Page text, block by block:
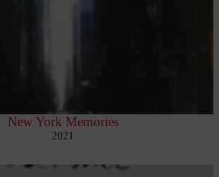
New York Memories
2021